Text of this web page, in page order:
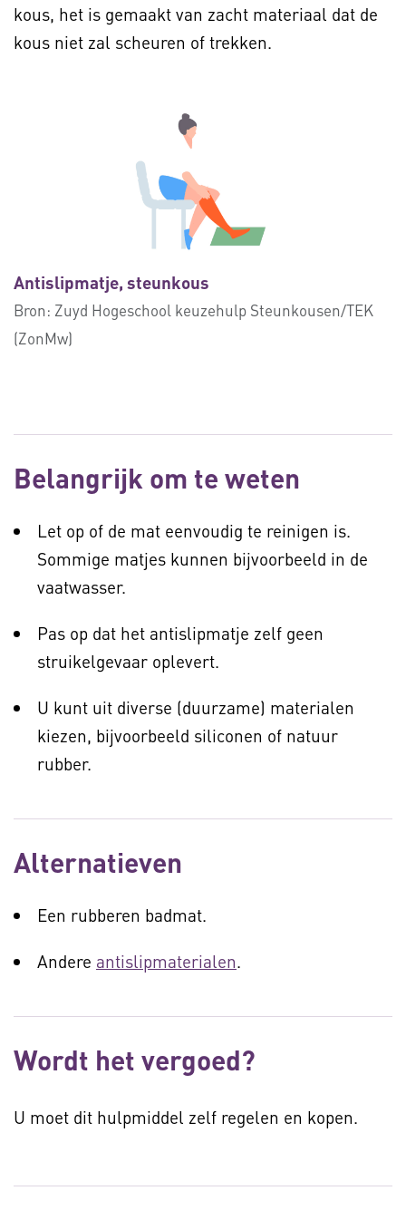
kous, het is gemaakt van zacht materiaal dat de
kous niet zal scheuren of trekken.
Antislipmatje, steunkous
Bron: Zuyd Hogeschool keuzehulp Steunkousen/TEK
(ZonMw)
Belangrijk om te weten
Let op of de mat eenvoudig te reinigen is.
Sommige matjes kunnen bijvoorbeeld in de
vaatwasser.
Pas op dat het antislipmatje zelf geen
struikelgevaar oplevert.
U kunt uit diverse (duurzame) materialen
kiezen, bijvoorbeeld siliconen of natuur
rubber.
Alternatieven
Een rubberen badmat.
Andere antislipmaterialen.
Wordt het vergoed?
U moet dit hulpmiddel zelf regelen en kopen.